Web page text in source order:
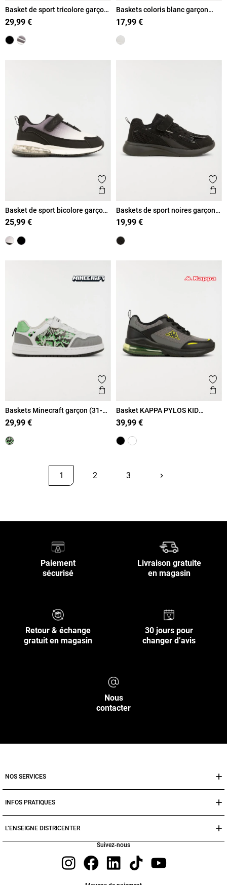
Basket de sport tricolore garçon
(31-39)
29,99 €
Baskets coloris blanc garçon
(31-39)
17,99 €
Ajouter aux favoris
Aperçu rapide
Basket de sport bicolore garçon
(31-39)
25,99 €
Baskets de sport noires garçon
(31-38)
19,99 €
Ajouter aux favoris
Aperçu rapide
Baskets Minecraft garçon (31-
36)
29,99 €
Basket KAPPA PYLOS KID
garçon (31-39)
39,99 €
1 2 3 keyboard_arrow_rightSuivant
Paiement
sécurisé
Livraison gratuite
en magasin
Retour & échange
gratuit en magasin
30 jours pour
changer d’avis
Nous
contacter
NOS SERVICES
INFOS PRATIQUES
L’ENSEIGNE DISTRICENTER
Suivez-nous